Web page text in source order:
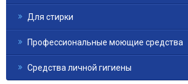
Для стирки
Профессиональные моющие средства
Средства личной гигиены